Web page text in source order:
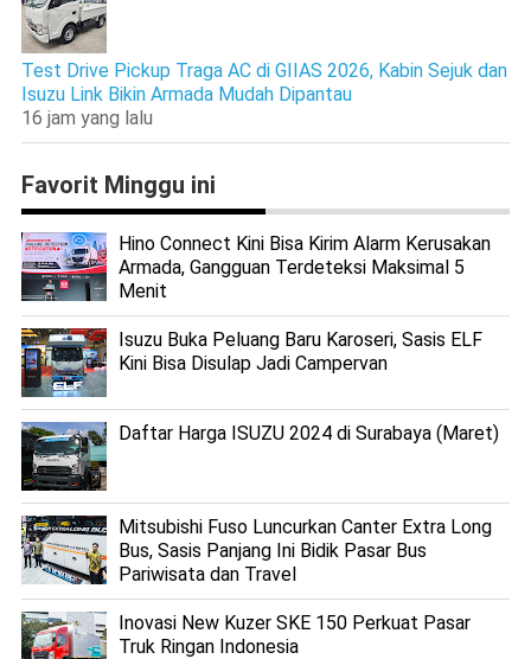
Test Drive Pickup Traga AC di GIIAS 2026, Kabin Sejuk dan
Isuzu Link Bikin Armada Mudah Dipantau
16 jam yang lalu
Favorit Minggu ini
Hino Connect Kini Bisa Kirim Alarm Kerusakan
Armada, Gangguan Terdeteksi Maksimal 5
Menit
Isuzu Buka Peluang Baru Karoseri, Sasis ELF
Kini Bisa Disulap Jadi Campervan
Daftar Harga ISUZU 2024 di Surabaya (Maret)
Mitsubishi Fuso Luncurkan Canter Extra Long
Bus, Sasis Panjang Ini Bidik Pasar Bus
Pariwisata dan Travel
Inovasi New Kuzer SKE 150 Perkuat Pasar
Truk Ringan Indonesia